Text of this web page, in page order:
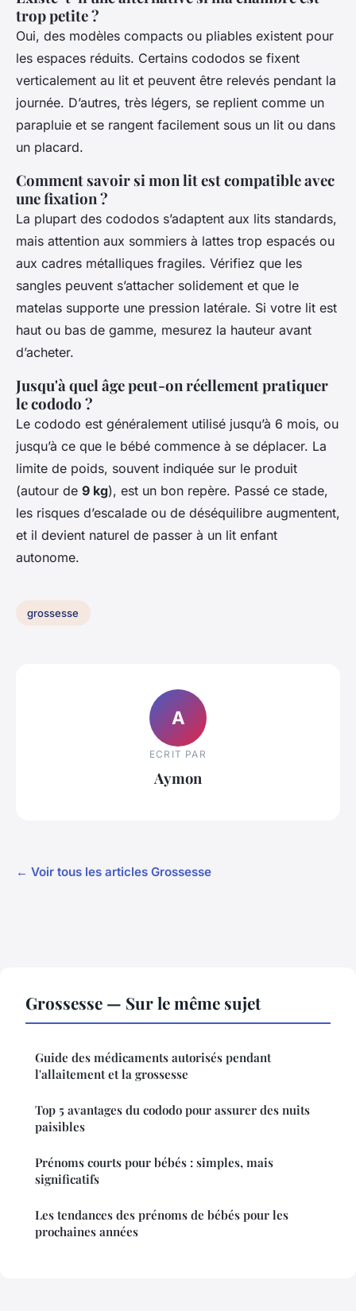
trop petite ?
Oui, des modèles compacts ou pliables existent pour
les espaces réduits. Certains cododos se fixent
verticalement au lit et peuvent être relevés pendant la
journée. D’autres, très légers, se replient comme un
parapluie et se rangent facilement sous un lit ou dans
un placard.
Comment savoir si mon lit est compatible avec
une fixation ?
La plupart des cododos s’adaptent aux lits standards,
mais attention aux sommiers à lattes trop espacés ou
aux cadres métalliques fragiles. Vérifiez que les
sangles peuvent s’attacher solidement et que le
matelas supporte une pression latérale. Si votre lit est
haut ou bas de gamme, mesurez la hauteur avant
d’acheter.
Jusqu'à quel âge peut-on réellement pratiquer
le cododo ?
Le cododo est généralement utilisé jusqu’à 6 mois, ou
jusqu’à ce que le bébé commence à se déplacer. La
limite de poids, souvent indiquée sur le produit
(autour de 9 kg), est un bon repère. Passé ce stade,
les risques d’escalade ou de déséquilibre augmentent,
et il devient naturel de passer à un lit enfant
autonome.
grossesse
A
ECRIT PAR
Aymon
← Voir tous les articles Grossesse
Grossesse — Sur le même sujet
Guide des médicaments autorisés pendant
l'allaitement et la grossesse
Top 5 avantages du cododo pour assurer des nuits
paisibles
Prénoms courts pour bébés : simples, mais
significatifs
Les tendances des prénoms de bébés pour les
prochaines années